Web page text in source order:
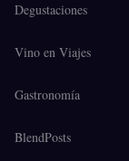
Degustaciones
Vino en Viajes
Gastronomía
BlendPosts